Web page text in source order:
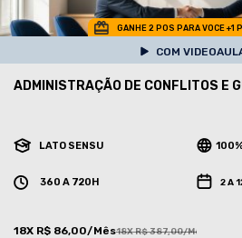
GANHE 2 POS PARA VOCE +1
COM
ADMINISTRAÇÃO DE CONFLITOS E
LATO SENSU
360 A 720H 2 A
18X R$ 86,00/Mês18X R$ 387,00/Mês